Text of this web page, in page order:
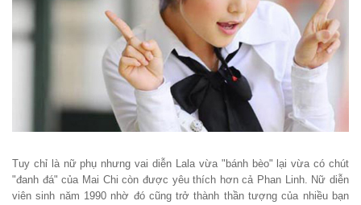
Tuy chỉ là nữ phụ nhưng vai diễn Lala vừa "bánh bèo" lại vừa có chút
"đanh đá" của Mai Chi còn được yêu thích hơn cả Phan Linh. Nữ diễn
viên sinh năm 1990 nhờ đó cũng trở thành thần tượng của nhiều bạn